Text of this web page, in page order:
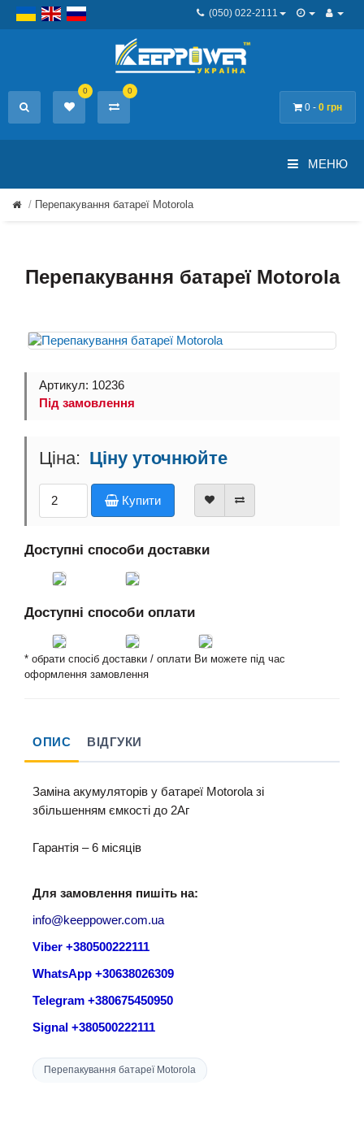
(050) 022-2111
0 - 0 грн
0 0
МЕНЮ
Перепакування батареї Motorola
Перепакування батареї Motorola
Артикул: 10236
Під замовлення
Ціну уточнюйте
Купити
Доступні способи доставки
Доступні способи оплати
* обрати спосіб доставки / оплати Ви можете під час
оформлення замовлення
ОПИС ВІДГУКИ
Заміна акумуляторів у батареї Motorola зі
збільшенням ємкості до 2Аг
Гарантія – 6 місяців
Для замовлення пишіть на:
info@keeppower.com.ua
Viber +380500222111
WhatsApp +30638026309
Telegram +380675450950
Signal +380500222111
Перепакування батареї Motorola